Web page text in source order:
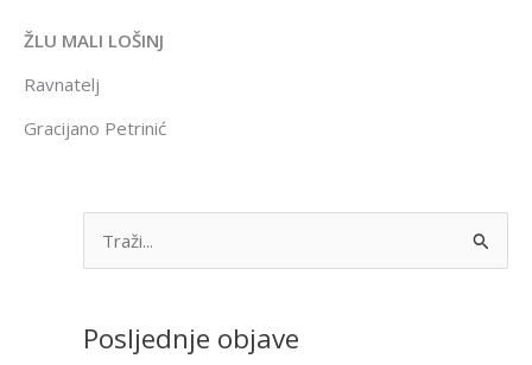
ŽLU MALI LOŠINJ
Ravnatelj
Gracijano Petrinić
rPosljednje objave